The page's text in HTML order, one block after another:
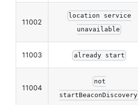
11002
location service
unavailable
11003 already start
11004
not
startBeaconDiscovery